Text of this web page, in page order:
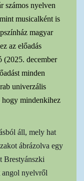
számos nyelven
musicalként is
magyar
az előadás
(2025. december
minden
univerzális
hogy mindenkihez
áll, mely hat
ábrázolva egy
Brestyánszki
angol nyelvről